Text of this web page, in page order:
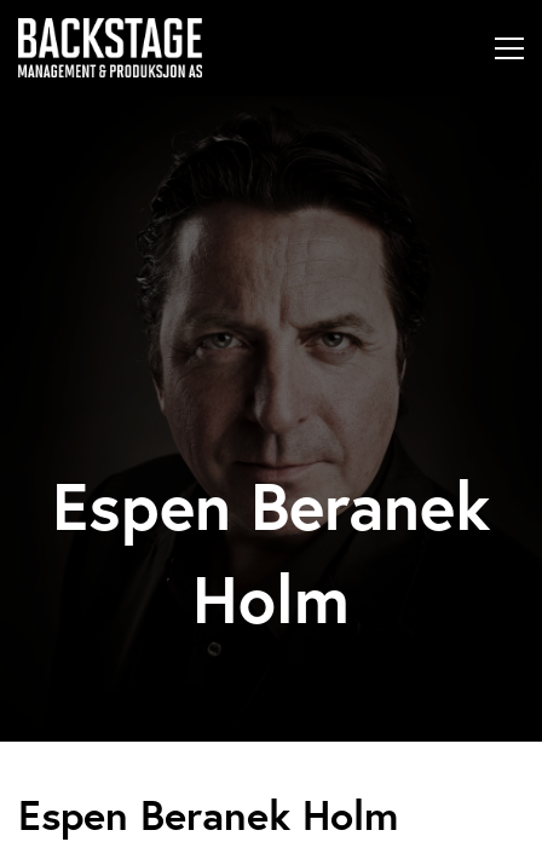
Espen Beranek
Holm
E
Espen Beranek Holm